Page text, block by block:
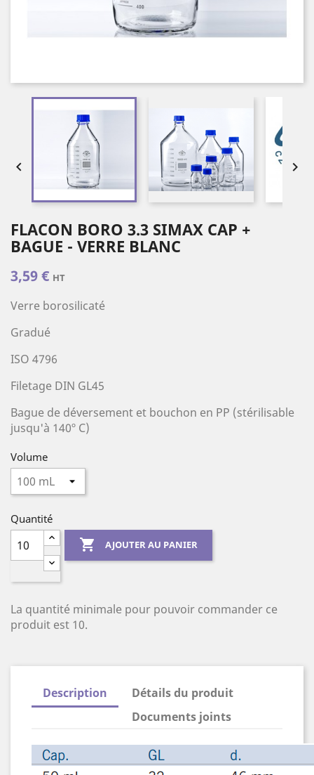
 
FLACON BORO 3.3 SIMAX CAP +
BAGUE - VERRE BLANC
3,59 € HT
Verre borosilicaté
Gradué
ISO 4796
Filetage DIN GL45
Bague de déversement et bouchon en PP (stérilisable
jusqu'à 140º C)
Volume
Quantité
 AJOUTER AU PANIER
La quantité minimale pour pouvoir commander ce
produit est 10.
Description
Détails du produit
Documents joints